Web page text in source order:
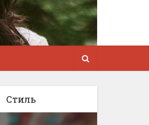
Стиль